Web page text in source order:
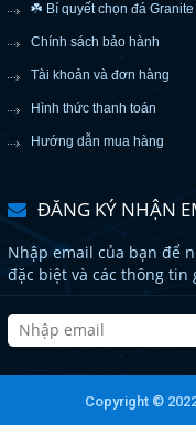
☘️ Bí quyết chọn đá
Chính sách bảo hành
Tài khoản và đơn hàng
Hình thức thanh toán
Hướng dẫn mua hàng
ĐĂNG KÝ NHẬN
Nhập email của bạn để
đặc biệt và các thông tin
Copyright ©